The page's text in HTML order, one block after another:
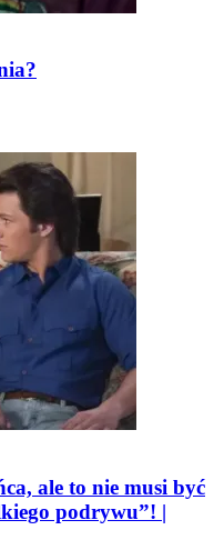
ale to nie musi być
podrywu”! |